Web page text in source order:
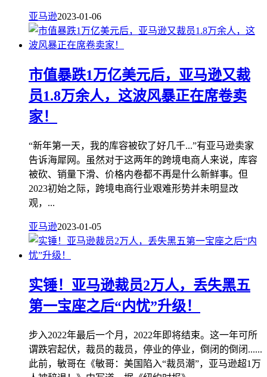
亚马逊2023-01-06
市值暴跌1万亿美元后，亚马逊又裁
员1.8万余人，这波风暴正在席卷卖
家！
“新年第一天，我的库容被砍了好几千...”有亚马逊卖家
告诉海犀网。虽然对于这两年的跨境电商人来说，库容
被砍、销量下滑、价格内卷都不再是什么新鲜事。但
2023初始之际，跨境电商行业艰难形势并未明显改
观，...
亚马逊2023-01-05
实锤！亚马逊裁员2万人，丢失黑五
第一宝座之后“内忧”升级！
步入2022年最后一个月，2022年即将结束。这一年可所
谓跌宕起伏，裁员的裁员，停业的停业，倒闭的倒闭......
此前，敏哥在《敏哥：美国陷入“裁员潮”，亚马逊超1万